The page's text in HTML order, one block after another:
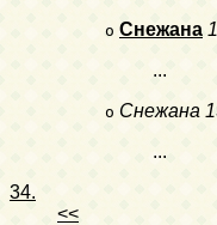
o Снежана
...
o Снежана
...
34.
<<